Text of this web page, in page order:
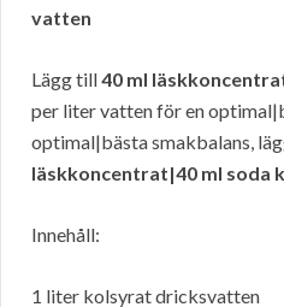
vatten
Lägg till40 ml
per liter vatten för en
optimal|bästa smakbalans,
läskkoncentrat|40 ml soda
Innehåll:
1 liter kolsyrat dricksvatten